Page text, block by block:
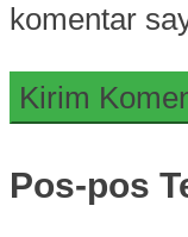
komentar
Pos-pos